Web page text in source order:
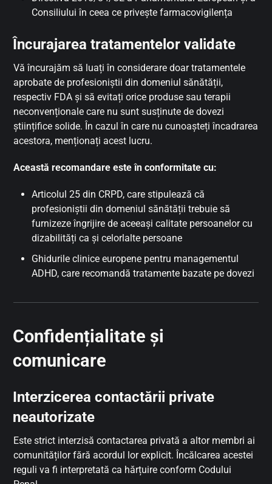
Consiliului în ceea ce privește farmacovigilența
Încurajarea tratamentelor validate
Vă încurajăm să luați în considerare doar tratamentele
aprobate de profesioniștii din domeniul sănătății,
respectiv FDA și să evitați orice produse sau terapii
neconvenționale care nu sunt susținute de dovezi
științifice solide. În cazul în care nu cunoașteți încadrarea
acestora, menționați acest lucru.
Această recomandare este în conformitate cu:
Articolul 25 din CRPD, care stipulează că
profesioniștii din domeniul sănătății trebuie să
furnizeze îngrijire de aceeași calitate persoanelor cu
dizabilități ca și celorlalte persoane
Ghidurile clinice europene pentru managementul
ADHD, care recomandă tratamente bazate pe dovezi
Confidențialitate și
comunicare
Interzicerea contactării private
neautorizate
Este strict interzisă contactarea privată a altor membri ai
comunităților fără acordul lor explicit. Încălcarea acestei
reguli va fi interpretată ca hărțuire conform Codului